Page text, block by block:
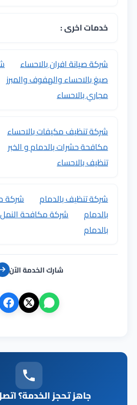
خدمات اخرى :
شركة صيانة افران بالاحساء
صبغ بالاحساء والهفوف والمبرز
مجاري بالاحساء
شركة تنظيف مكيفات بالاحساء
مكافحة حشرات بالدمام و الخبر
تنظيف بالاحساء
شركة تنظيف بالدمام
شركة
بالدمام
شركة مكافحة
بالدمام
شارك الخدمة الآن
جاهز تحجز الخدمة؟